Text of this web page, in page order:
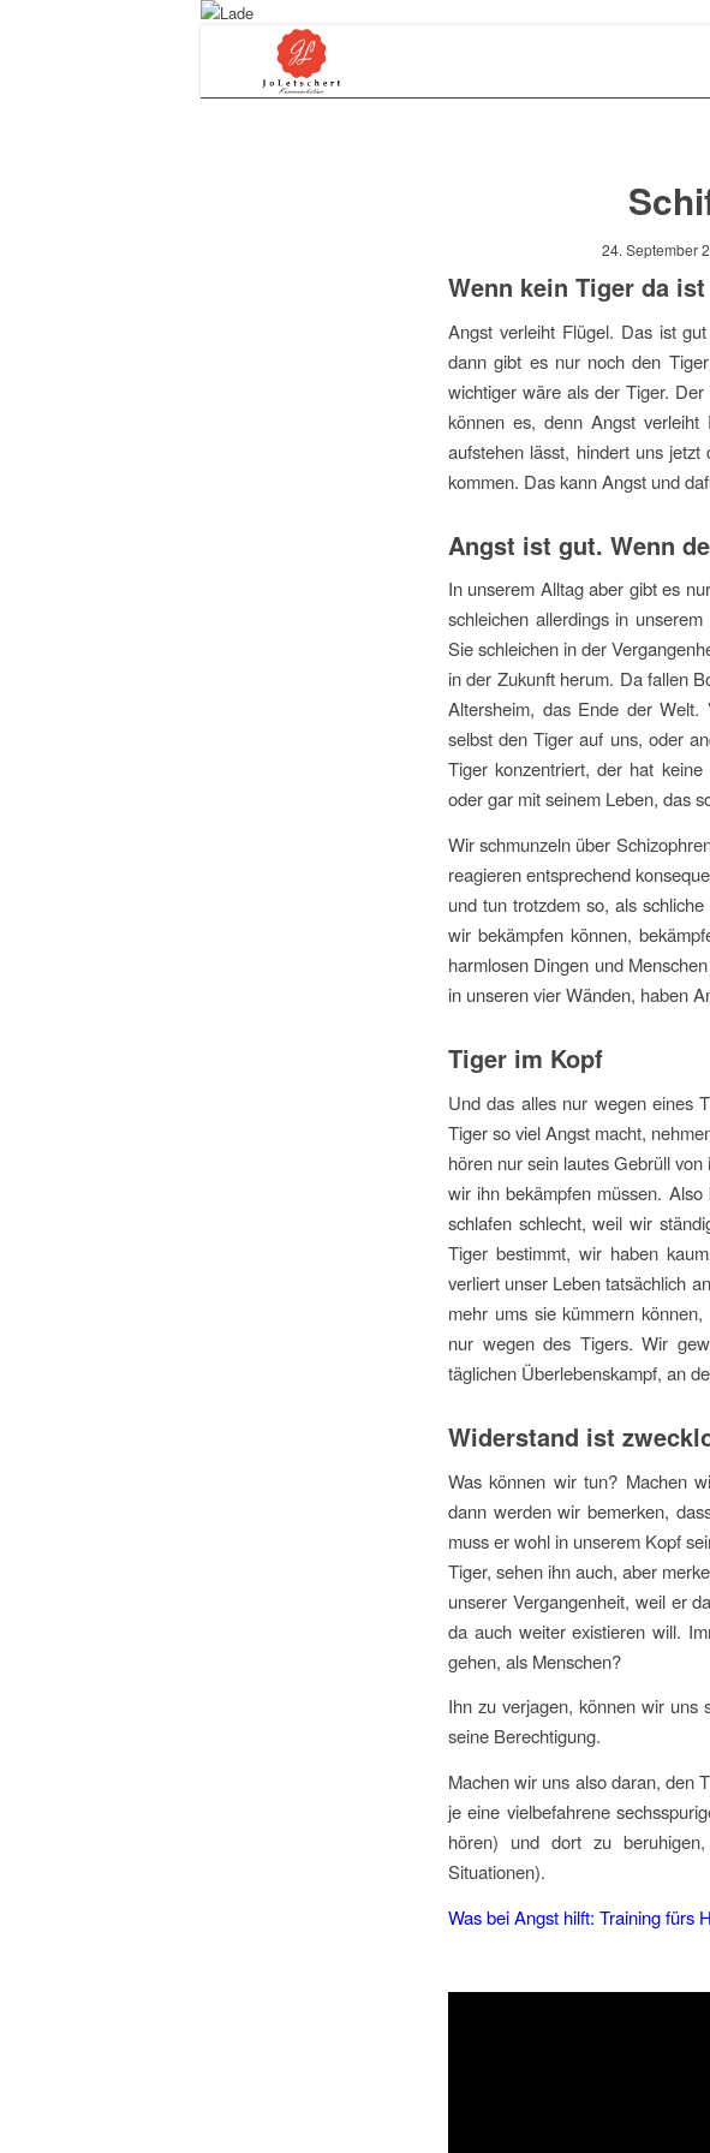
24. September
Wenn kein Tiger da ist
Angst verleiht Flügel. Das ist
dann gibt es nur noch den
wichtiger wäre als der Tiger.
können es, denn Angst
aufstehen lässt, hindert uns
kommen. Das kann Angst und
Angst ist gut. Wenn
In unserem Alltag aber gibt es
schleichen allerdings in
Sie schleichen in der
in der Zukunft herum. Da fallen
Altersheim, das Ende der
selbst den Tiger auf uns, oder
Tiger konzentriert, der hat
oder gar mit seinem Leben, das
Wir schmunzeln über
reagieren entsprechend
und tun trotzdem so, als
wir bekämpfen können,
harmlosen Dingen und
in unseren vier Wänden, haben
Tiger im Kopf
Und das alles nur wegen eines
Tiger so viel Angst macht,
hören nur sein lautes Gebrüll
wir ihn bekämpfen müssen.
schlafen schlecht, weil wir
Tiger bestimmt, wir haben
verliert unser Leben tatsächlich
mehr ums sie kümmern
nur wegen des Tigers. Wir
täglichen Überlebenskampf, an
Widerstand ist
Was können wir tun? Machen
dann werden wir bemerken,
muss er wohl in unserem Kopf
Tiger, sehen ihn auch, aber
unserer Vergangenheit, weil er
da auch weiter existieren will.
gehen, als Menschen?
Ihn zu verjagen, können wir uns
seine Berechtigung.
Machen wir uns also daran, den
je eine vielbefahrene
hören) und dort zu
Situationen).
Was bei Angst hilft: Training fürs